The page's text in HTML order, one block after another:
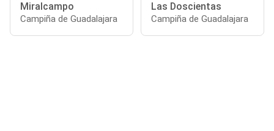
Miralcampo
Campiña de Guadalajara
Las Doscientas
Campiña de Guadalajara